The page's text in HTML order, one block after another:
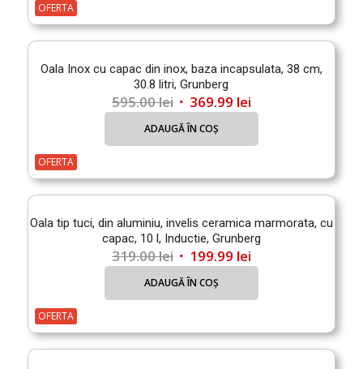
558.00 lei.
OFERTA
Oala Inox cu capac din inox, baza incapsulata, 38 cm,
30.8 litri, Grunberg
595.00lei Prețul
inițial
595.00 lei.
369.99 leiPrețul
curent
este:
ADAUGĂ ÎN COȘ
OFERTA
Oala tip tuci, din aluminiu, invelis ceramica marmorata, cu
capac, 10 l, Inductie, Grunberg
319.00lei Prețul
inițial
319.00 lei.
199.99 leiPrețul
curent
este:
ADAUGĂ ÎN COȘ
OFERTA